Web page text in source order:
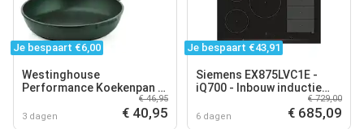
Je bespaart €6,00
Westinghouse
Performance Koekenpan –
Ø24 cm – Inductie – Groen
3 dagen
€ 46,95
€ 40,95
Je bespaart €43,91
Siemens EX875LVC1E -
iQ700 - Inbouw inductie
6 dagen
€ 729,00
€ 685,09